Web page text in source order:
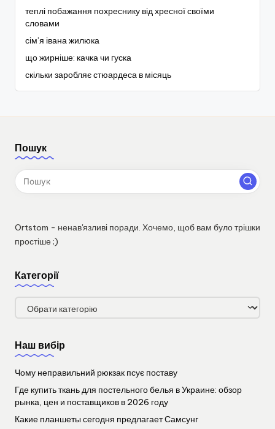
теплі побажання похреснику від хресної своїми
словами
сім’я івана жилюка
що жирніше: качка чи гуска
скільки заробляє стюардеса в місяць
Пошук
Ortstom - ненав'язливі поради. Хочемо, щоб вам було трішки
простіше ;)
Категорії
Категорії
Наш вибір
Чому неправильний рюкзак псує поставу
Где купить ткань для постельного белья в Украине: обзор
рынка, цен и поставщиков в 2026 году
Какие планшеты сегодня предлагает Самсунг